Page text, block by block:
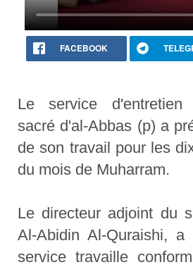
FACEBOOK
Le service d'entretien
sacré d'al-Abbas (p) a
de son travail pour les
du mois de Muharram.
Le directeur adjoint du
Al-Abidin Al-Quraishi,
service travaille